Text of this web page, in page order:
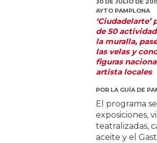
30 DE JULIO DE
AYTO PAMPLONA
‘Ciudadelarte’
de 50
la muralla,
las velas y
figuras
artista locales
POR LA GUÍA DE
El programa
exposiciones,
teatralizadas,
aceite y el